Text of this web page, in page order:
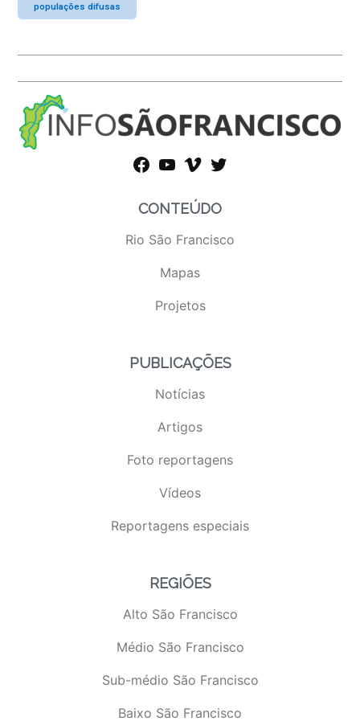
populações difusas
facebook
youtube
vimeotwitter
CONTEÚDO
Rio São Francisco
Mapas
Projetos
PUBLICAÇÕES
Notícias
Artigos
Foto reportagens
Vídeos
Reportagens especiais
REGIÕES
Alto São Francisco
Médio São Francisco
Sub-médio São Francisco
Baixo São Francisco